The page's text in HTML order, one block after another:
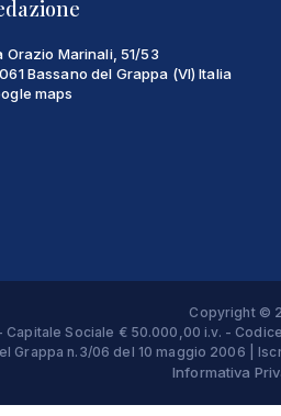
Orazio Marinali, 51/53
Bassano del Grappa (VI) Italia
maps
Copyright ©
Capitale Sociale € 50.000,00 i.v. -
Grappa n.3/06 del 10 maggio 2006 |
Informativa